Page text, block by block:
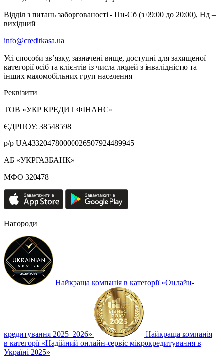
Відділ з питань заборгованості - Пн-Сб (з 09:00 до 20:00), Нд –
вихідний
info@creditkasa.ua
Усі способи зв’язку, зазначені вище, доступні для захищеної
категорії осіб та клієнтів із числа людей з інвалідністю та
інших маломобільних груп населення
Реквізити
ТОВ «УКР КРЕДИТ ФІНАНС»
ЄДРПОУ: 38548598
р/р UA433204780000026507924489945
АБ «УКРГАЗБАНК»
МФО 320478
Нагороди
Найкраща компанія в категорії «Онлайн-
кредитування 2025–2026»
Найкраща компанія
в категорії «Надійний онлайн-сервіс мікрокредитування в
Україні 2025»